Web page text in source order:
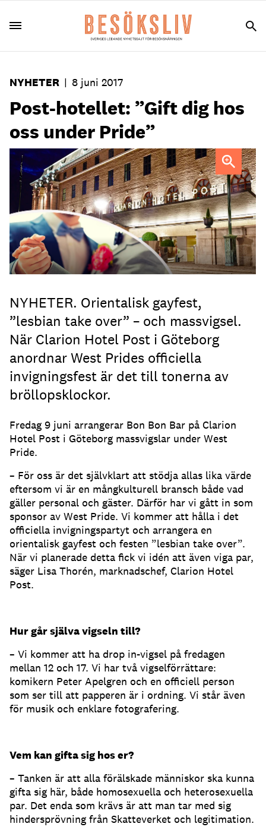
NYHETER | 8 juni 2017
Post-hotellet: ”Gift dig hos
oss under Pride”
Clarion Hotel Post i Göteborg vill stödja allas lika värde.
Därför är de med och sponsrar Pride.
NYHETER. Orientalisk gayfest,
”lesbian take over” – och massvigsel.
När Clarion Hotel Post i Göteborg
anordnar West Prides officiella
invigningsfest är det till tonerna av
bröllopsklockor.
Fredag 9 juni arrangerar Bon Bon Bar på Clarion
Hotel Post i Göteborg massvigslar under West
Pride.
– För oss är det självklart att stödja allas lika värde
eftersom vi är en mångkulturell bransch både vad
gäller personal och gäster. Därför har vi gått in som
sponsor av West Pride. Vi kommer att hålla i det
officiella invigningspartyt och arrangera en
orientalisk gayfest och festen ”lesbian take over”.
När vi planerade detta fick vi idén att även viga par,
säger Lisa Thorén, marknadschef, Clarion Hotel
Post.
Hur går själva vigseln till?
– Vi kommer att ha drop in-vigsel på fredagen
mellan 12 och 17. Vi har två vigselförrättare:
komikern Peter Apelgren och en officiell person
som ser till att papperen är i ordning. Vi står även
för musik och enklare fotografering.
Vem kan gifta sig hos er?
– Tanken är att alla förälskade människor ska kunna
gifta sig här, både homosexuella och heterosexuella
par. Det enda som krävs är att man tar med sig
hindersprövning från Skatteverket och legitimation.